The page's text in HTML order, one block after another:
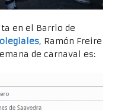
en el Barrio de
, Ramón Freire
de carnaval es: